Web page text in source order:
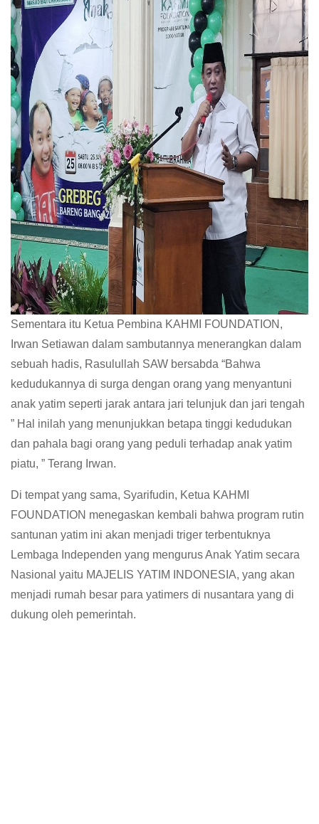
Sementara itu Ketua Pembina KAHMI FOUNDATION,
Irwan Setiawan dalam sambutannya menerangkan dalam
sebuah hadis, Rasulullah SAW bersabda “Bahwa
kedudukannya di surga dengan orang yang menyantuni
anak yatim seperti jarak antara jari telunjuk dan jari tengah
” Hal inilah yang menunjukkan betapa tinggi kedudukan
dan pahala bagi orang yang peduli terhadap anak yatim
piatu, ” Terang Irwan.
Di tempat yang sama, Syarifudin, Ketua KAHMI
FOUNDATION menegaskan kembali bahwa program rutin
santunan yatim ini akan menjadi triger terbentuknya
Lembaga Independen yang mengurus Anak Yatim secara
Nasional yaitu MAJELIS YATIM INDONESIA, yang akan
menjadi rumah besar para yatimers di nusantara yang di
dukung oleh pemerintah.